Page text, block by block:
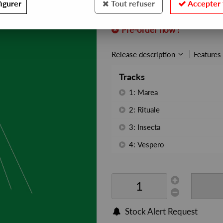
DSR/MTS02
Pre-order now !
Release description Features
Tracks
1: Marea
2: Rituale
3: Insecta
4: Vespero
Stock Alert Request
Tout refuser Accepter